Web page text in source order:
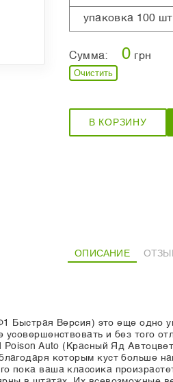
упаковка 100 шт
Сумма: 0 грн
Очистить
В КОРЗИНУ
ОПИСАНИЕ
Быстрая Версия) это еще
и без того
Poison Auto (Красный Яд
которым куст больше
пока ваша классика